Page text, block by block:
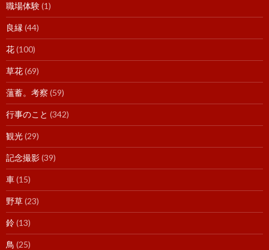
職場体験(1)
良縁 (44)
花(100)
草花(69)
薀蓄。考察 (59)
行事のこと (342)
観光(29)
記念撮影(39)
車(15)
野草(23)
鈴(13)
鳥 (25)